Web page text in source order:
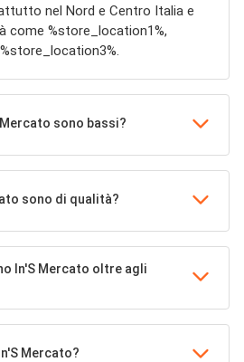
nel Nord e Centro Italia e
come %store_location1%,
sono bassi?
sono di qualità?
In'S Mercato oltre agli
Mercato?